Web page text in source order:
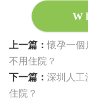
上一篇：懷孕一個
不用住院？
下一篇： 深圳人工
住院？